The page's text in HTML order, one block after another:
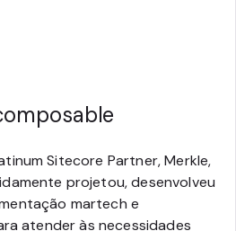
Sitecore Partner, Merkle,
projetou, desenvolveu
martech e
atender às necessidades